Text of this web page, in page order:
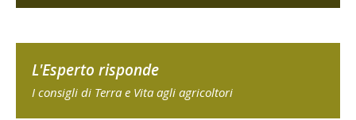
L'Esperto risponde
I consigli di Terra e Vita agli agricoltori